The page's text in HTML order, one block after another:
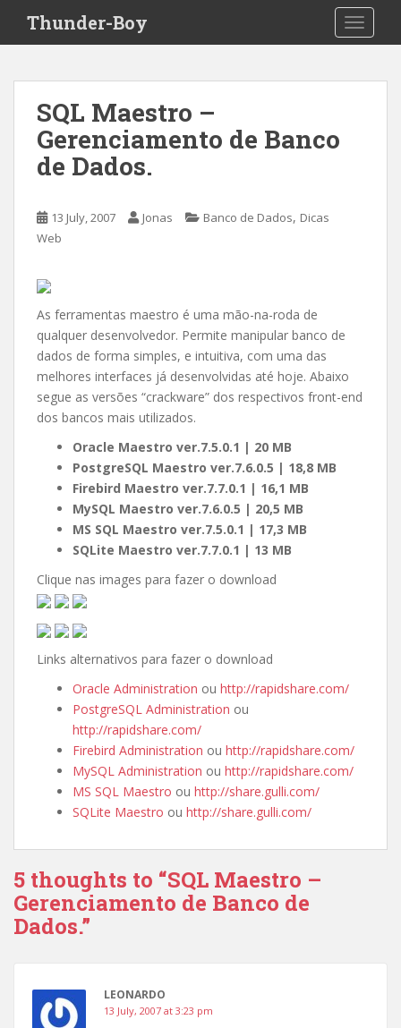
i
Thunder-Boy
SQL Maestro –
Gerenciamento de Banco
de Dados.
13 July, 2007 Jonas Banco de Dados, Dicas
Web
As ferramentas maestro é uma mão-na-roda de
qualquer desenvolvedor. Permite manipular banco de
dados de forma simples, e intuitiva, com uma das
melhores interfaces já desenvolvidas até hoje. Abaixo
segue as versões “crackware” dos respectivos front-end
dos bancos mais utilizados.
Oracle Maestro ver.7.5.0.1 | 20 MB
PostgreSQL Maestro ver.7.6.0.5 | 18,8 MB
Firebird Maestro ver.7.7.0.1 | 16,1 MB
MySQL Maestro ver.7.6.0.5 | 20,5 MB
MS SQL Maestro ver.7.5.0.1 | 17,3 MB
SQLite Maestro ver.7.7.0.1 | 13 MB
Clique nas images para fazer o download
Links alternativos para fazer o download
Oracle Administration ou http://rapidshare.com/
PostgreSQL Administration ou
http://rapidshare.com/
Firebird Administration ou http://rapidshare.com/
MySQL Administration ou http://rapidshare.com/
MS SQL Maestro ou http://share.gulli.com/
SQLite Maestro ou http://share.gulli.com/
5 thoughts to “SQL Maestro –
Gerenciamento de Banco de
Dados.”
LEONARDO
13 July, 2007 at 3:23 pm